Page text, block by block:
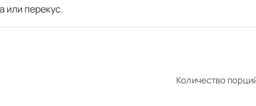
или перекус.
Количество